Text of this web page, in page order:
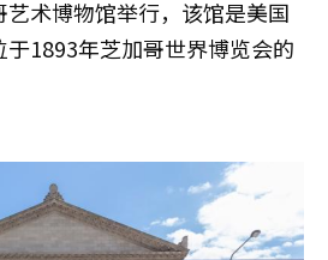
术博物馆举行，该馆是美国
1893年芝加哥世界博览会的